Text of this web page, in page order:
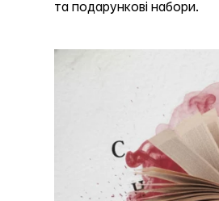
та подарункові набори.